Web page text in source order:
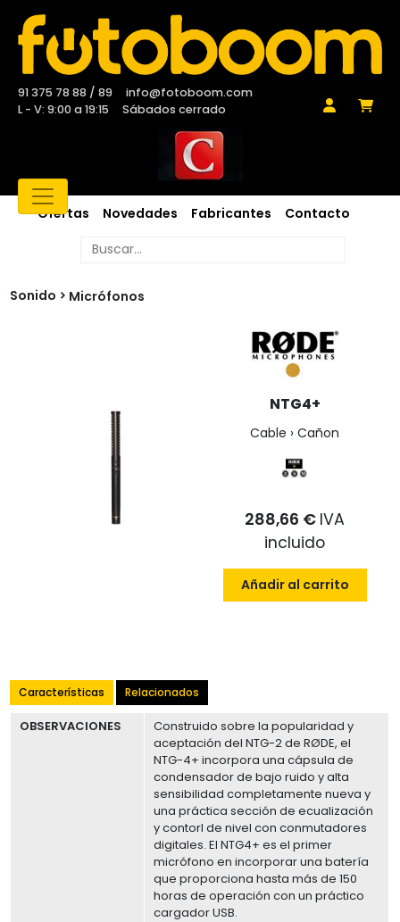
91 375 78 88 / 89
info@fotoboom.com
L - V: 9:00 a 19:15
Sábados cerrado
Ofertas Novedades Fabricantes Contacto
Sonido Micrófonos
NTG4+
Cable › Cañon
288,66 € IVA
incluido
Añadir al carrito
Características Relacionados
OBSERVACIONES
Construido sobre la popularidad y
aceptación del NTG-2 de RØDE, el
NTG-4+ incorpora una cápsula de
condensador de bajo ruido y alta
sensibilidad completamente nueva y
una práctica sección de ecualización
y contorl de nivel con conmutadores
digitales. El NTG4+ es el primer
micrófono en incorporar una batería
que proporciona hasta más de 150
horas de operación con un práctico
cargador USB.